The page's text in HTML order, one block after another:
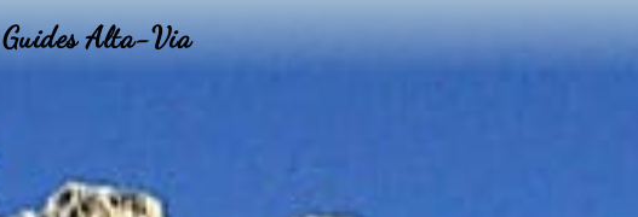
Guides Alta-Via